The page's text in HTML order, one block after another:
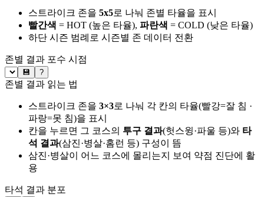
스트라이크 존을 5x5로 나눠 존별 타율을 표시
빨간색 = HOT (높은 타율), 파란색 = COLD (낮은 타율)
하단 시즌 범례로 시즌별 존 데이터 전환
존별 결과 포수 시점
💾 ?
존별 결과 읽는 법
스트라이크 존을 3×3로 나눠 각 칸의 타율(빨강=잘 침 ·
파랑=못 침)을 표시
칸을 누르면 그 코스의 투구 결과(헛스윙·파울 등)와 타
석 결과(삼진·병살·홈런 등) 구성이 뜸
삼진·병살이 어느 코스에 몰리는지 보여 약점 진단에 활
용
타석 결과 분포